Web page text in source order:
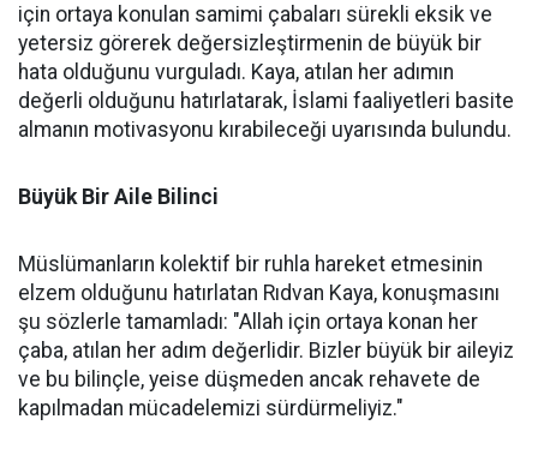
için ortaya konulan samimi çabaları sürekli eksik ve
yetersiz görerek değersizleştirmenin de büyük bir
hata olduğunu vurguladı. Kaya, atılan her adımın
değerli olduğunu hatırlatarak, İslami faaliyetleri basite
almanın motivasyonu kırabileceği uyarısında bulundu.
Büyük Bir Aile Bilinci
Müslümanların kolektif bir ruhla hareket etmesinin
elzem olduğunu hatırlatan Rıdvan Kaya, konuşmasını
şu sözlerle tamamladı: "Allah için ortaya konan her
çaba, atılan her adım değerlidir. Bizler büyük bir aileyiz
ve bu bilinçle, yeise düşmeden ancak rehavete de
kapılmadan mücadelemizi sürdürmeliyiz."